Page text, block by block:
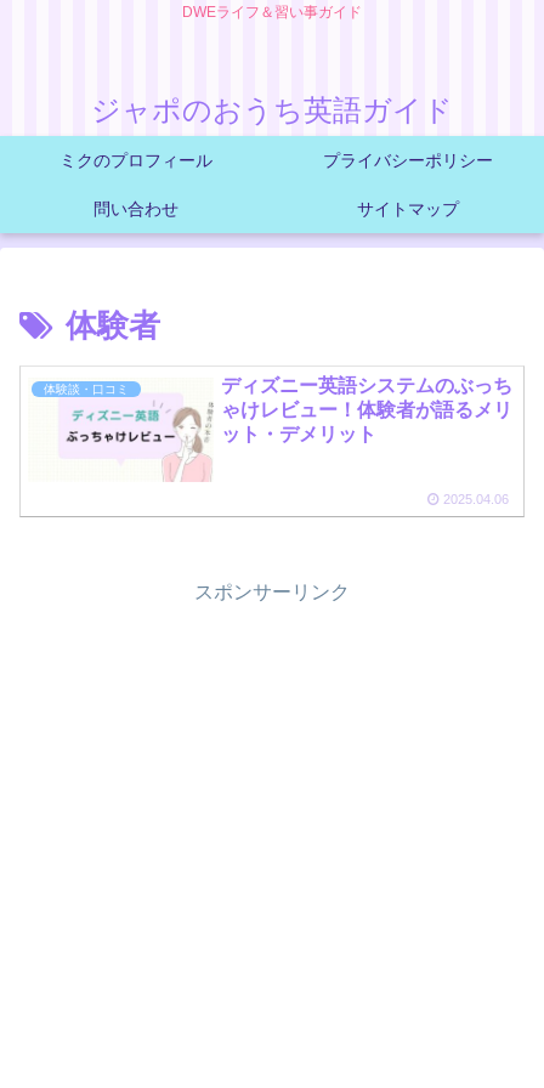
DWEライフ＆習い事ガイド
ジャポのおうち英語ガイド
ミクのプロフィール プライバシーポリシー
問い合わせ サイトマップ
体験者
体験談・口コミ
ディズニー英語システムのぶっち
ゃけレビュー！体験者が語るメリ
ット・デメリット
2025.04.06
スポンサーリンク